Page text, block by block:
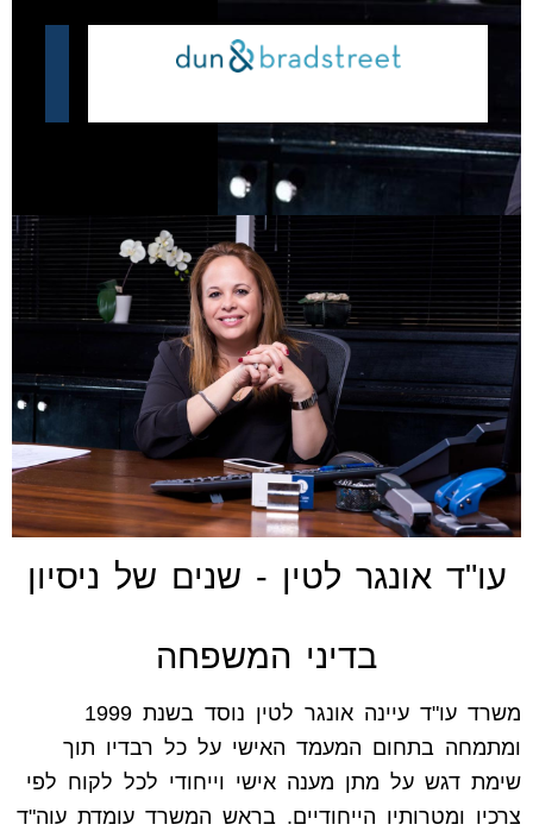
עו"ד אונגר לטין - שנים של ניסיון
בדיני המשפחה
משרד עו"ד עיינה אונגר לטין נוסד בשנת 1999
ומתמחה בתחום המעמד האישי על כל רבדיו תוך
שימת דגש על מתן מענה אישי וייחודי לכל לקוח לפי
צרכיו ומטרותיו הייחודיים. בראש המשרד עומדת עוה"ד